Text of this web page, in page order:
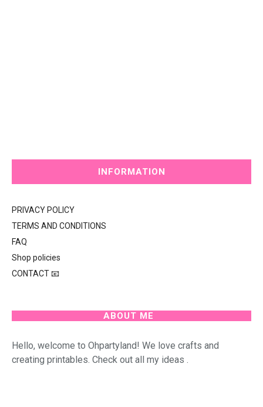
INFORMATION
PRIVACY POLICY
TERMS AND CONDITIONS
FAQ
Shop policies
CONTACT 📧
ABOUT ME
Hello, welcome to Ohpartyland! We love crafts and
creating printables. Check out all my ideas .